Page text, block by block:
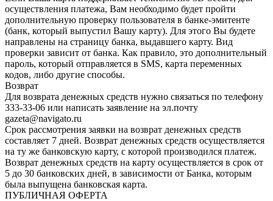
осуществления платежа, Вам необходимо будет пройти
дополнительную проверку пользователя в банке-эмитенте
(банк, который выпустил Вашу карту). Для этого Вы будете
направлены на страницу банка, выдавшего карту. Вид
проверки зависит от банка. Как правило, это дополнительный
пароль, который отправляется в SMS, карта переменных
кодов, либо другие способы.
Возврат
Для возврата денежных средств нужно связаться по телефону
333-33-06 или написать заявление на эл.почту
gazeta@navigato.ru
Срок рассмотрения заявки на возврат денежных средств
составляет 7 дней. Возврат денежных средств осуществляется
на ту же банковскую карту, с которой производился платеж.
Возврат денежных средств на карту осуществляется в срок от
5 до 30 банковских дней, в зависимости от Банка, которым
была выпущена банковская карта.
ПУБЛИЧНАЯ ОФЕРТА